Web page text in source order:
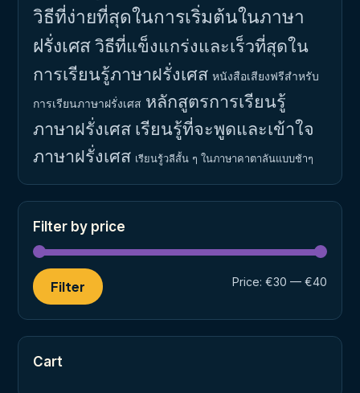
วิธีที่ง่ายที่สุดในการเริ่มต้นในภาษา
ฝรั่งเศสวิธีที่แข็งแกร่งและเร็วที่สุดใน
การเรียนรู้ภาษาฝรั่งเศส หนังสือเสียงฟรีสำหรับ
การเรียนภาษาฝรั่งเศส หลักสูตรการเรียนรู้
ภาษาฝรั่งเศส เรียนรู้ที่จะพูดและเข้าใจ
ภาษาฝรั่งเศส เรียนรู้วลีสั้น ๆ ในภาษาคาตาลันแบบช้าๆ
Filter by price
Filter Price: €30 — €40
Cart